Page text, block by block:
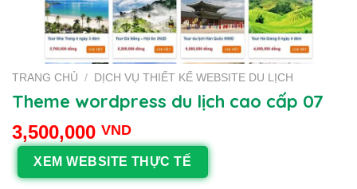
TRANG CHỦ / DỊCH VỤ THIẾT KẾ WEBSITE DU LỊCH
Theme wordpress du lịch cao cấp 07
3,500,000 VND
XEM WEBSITE THỰC TẾ